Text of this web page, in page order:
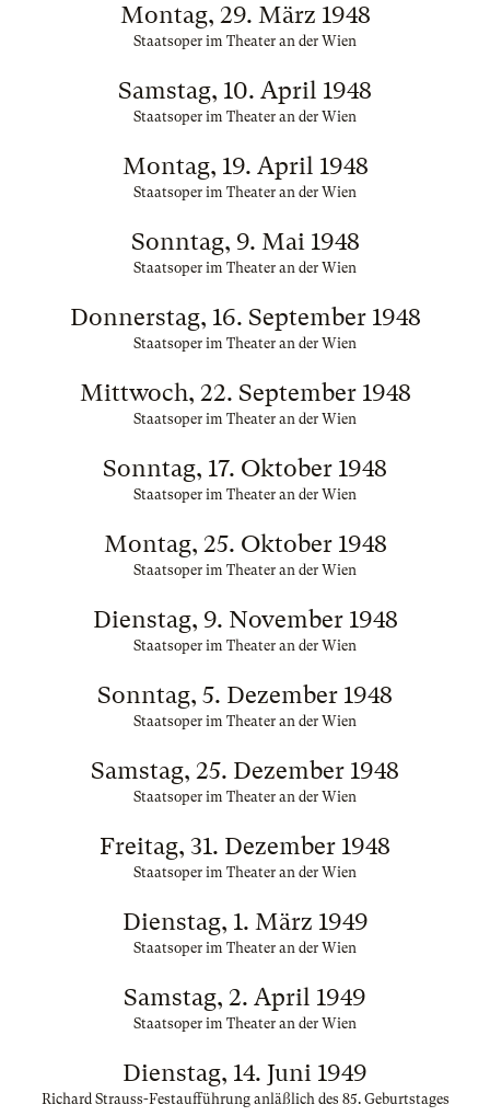
Montag, 29. März 1948
Staatsoper im Theater an der Wien
Samstag, 10. April 1948
Staatsoper im Theater an der Wien
Montag, 19. April 1948
Staatsoper im Theater an der Wien
Sonntag, 9. Mai 1948
Staatsoper im Theater an der Wien
Donnerstag, 16. September 1948
Staatsoper im Theater an der Wien
Mittwoch, 22. September 1948
Staatsoper im Theater an der Wien
Sonntag, 17. Oktober 1948
Staatsoper im Theater an der Wien
Montag, 25. Oktober 1948
Staatsoper im Theater an der Wien
Dienstag, 9. November 1948
Staatsoper im Theater an der Wien
Sonntag, 5. Dezember 1948
Staatsoper im Theater an der Wien
Samstag, 25. Dezember 1948
Staatsoper im Theater an der Wien
Freitag, 31. Dezember 1948
Staatsoper im Theater an der Wien
Dienstag, 1. März 1949
Staatsoper im Theater an der Wien
Samstag, 2. April 1949
Staatsoper im Theater an der Wien
Dienstag, 14. Juni 1949
Richard Strauss-Festaufführung anläßlich des 85. Geburtstages